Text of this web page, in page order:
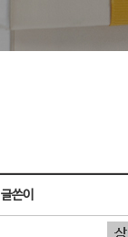
글쓴이